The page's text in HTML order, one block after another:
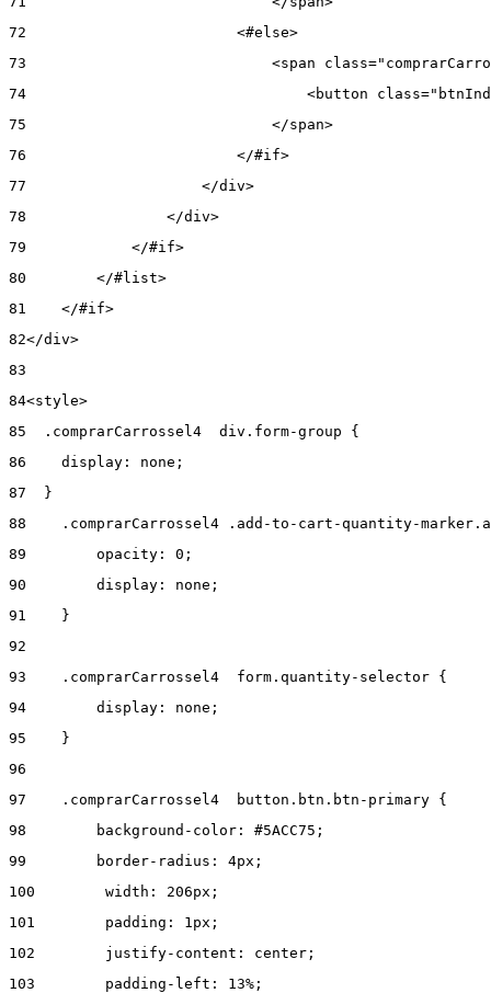
72
                        <#else>
73
<span
74
<button
75
                            </span>
76
                        </#if>
77
                    </div>
78
                </div>
79
            </#if>
80
        </#list>
81
    </#if>
82</div>
83
84<style>
85
  .comprarCarrossel4  div.form-group {
86
    display: none;
87
  }
88
.comprarCarrossel4 .add-to-cart-quantity-
89
        opacity: 0;
90
        display: none;
91
    }
92
93
    .comprarCarrossel4  form.quantity-selector {
94
        display: none;
95
    }
96
97
    .comprarCarrossel4  button.btn.btn-primary {
98
        background-color: #5ACC75;
99
        border-radius: 4px;
100
        width: 206px;
101
        padding: 1px;
102
        justify-content: center;
103
        padding-left: 13%;